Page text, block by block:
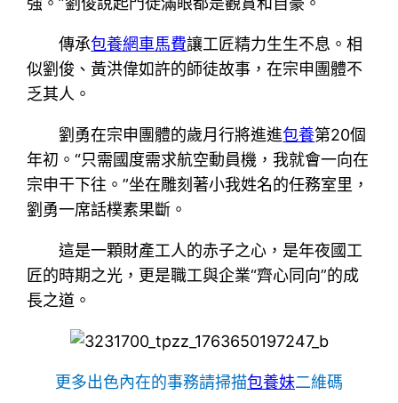
傳承包養網車馬費讓工匠精力生生不息。相
似劉俊、黃洪偉如許的師徒故事，在宗申團體不
乏其人。
劉勇在宗申團體的歲月行將進進包養第20個
年初。“只需國度需求航空動員機，我就會一向在
宗申干下往。”坐在雕刻著小我姓名的任務室里，
劉勇一席話樸素果斷。
這是一顆財產工人的赤子之心，是年夜國工
匠的時期之光，更是職工與企業“齊心同向”的成
長之道。
更多出色內在的事務請掃描包養妹二維碼